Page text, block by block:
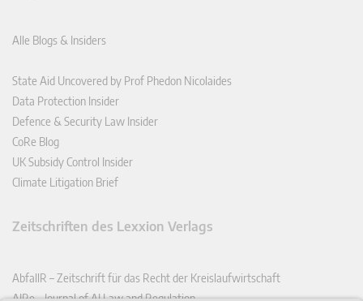
Alle Blogs & Insiders
State Aid Uncovered by Prof Phedon Nicolaides
Data Protection Insider
Defence & Security Law Insider
CoRe Blog
UK Subsidy Control Insider
Climate Litigation Brief
Zeitschriften des Lexxion Verlags
AbfallR – Zeitschrift für das Recht der Kreislaufwirtschaft